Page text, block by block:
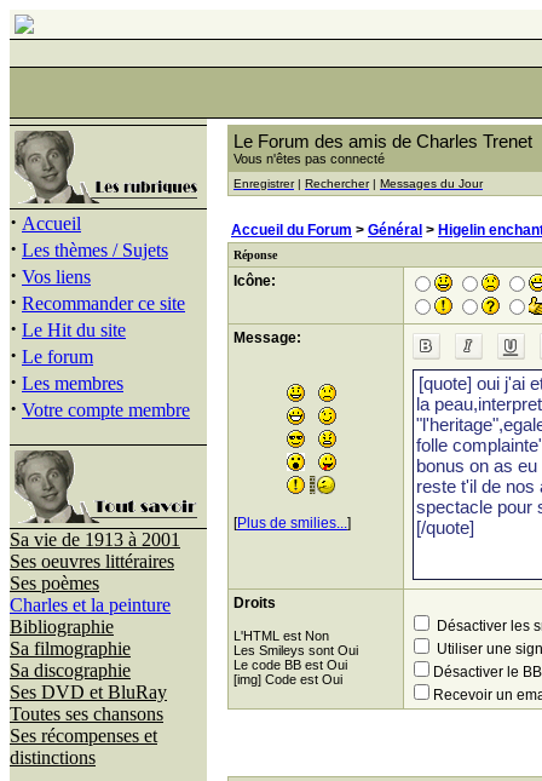
· Accueil
· Les thèmes / Sujets
· Vos liens
· Recommander ce site
· Le Hit du site
· Le forum
· Les membres
· Votre compte membre
Sa vie de 1913 à 2001
Ses oeuvres littéraires
Ses poèmes
Charles et la peinture
Bibliographie
Sa filmographie
Sa discographie
Ses DVD et BluRay
Toutes ses chansons
Ses récompenses et
distinctions
Le Forum des amis de Charles Trenet
Vous n'êtes pas connecté
Enregistrer| Rechercher| Messages du Jour
Accueil du Forum > Général > Higelin
Réponse
Icône:
Message:
[Plus de smilies...]
Droits
L'HTML est Non
Les Smileys sont Oui
Le code BB est Oui
[img] Code est Oui
Désactiver les
Utiliser une
Désactiver le
Recevoir un